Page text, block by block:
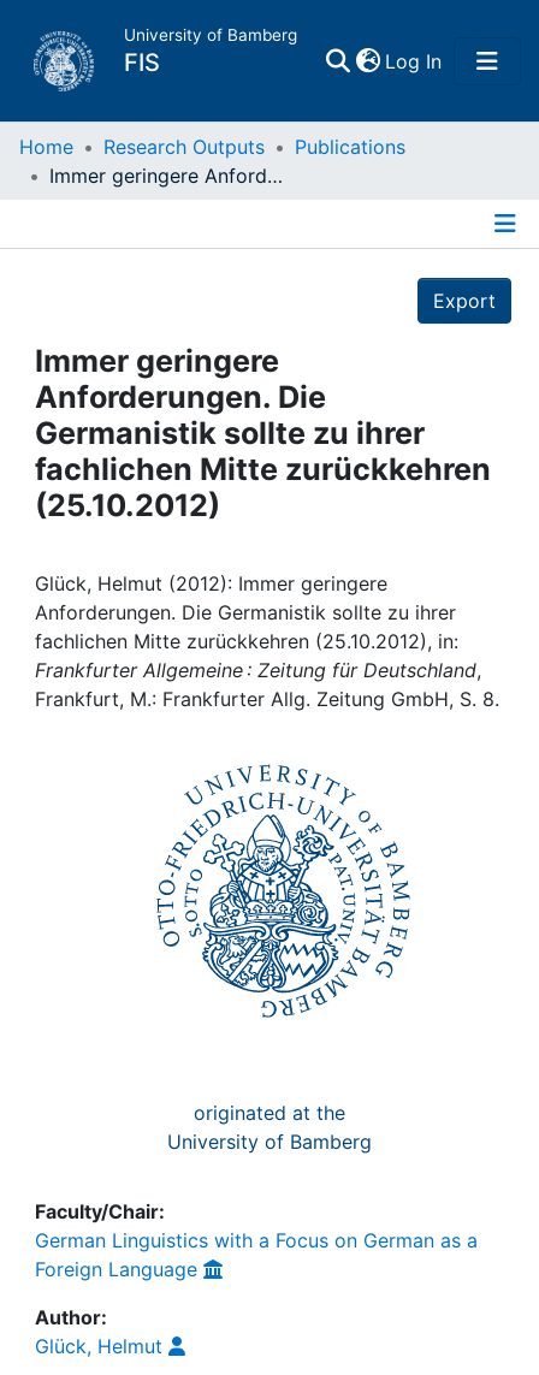
University of Bamberg
FIS Log In(current)
Home
People
Institutions
My FIS
Help
Home Research Outputs
Publications
Immer geringere Anforderungen. Die Germanistik sollte zu ihrer fachlichen Mitte zurückkehren (25.10.2012)
Export
Immer geringere
Anforderungen. Die
Germanistik sollte zu ihrer
fachlichen Mitte zurückkehren
(25.10.2012)
Glück, Helmut (2012): Immer geringere
Anforderungen. Die Germanistik sollte zu ihrer
fachlichen Mitte zurückkehren (25.10.2012), in:
Frankfurter Allgemeine : Zeitung für Deutschland,
Frankfurt, M.: Frankfurter Allg. Zeitung GmbH, S. 8.
originated at the
University of Bamberg
Faculty/Chair:
German Linguistics with a Focus on German as a
Foreign Language
Author:
Glück, Helmut